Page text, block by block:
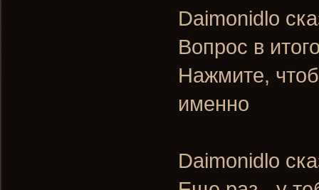
Daimonidlo
Вопрос в
Нажмите,
именно
Daimonidlo